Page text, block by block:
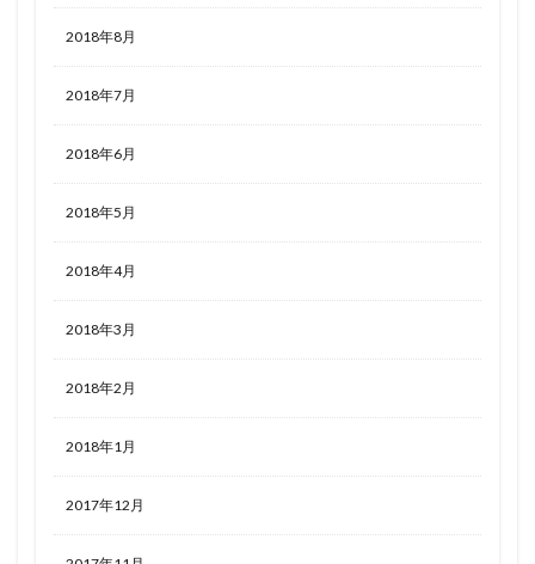
2018年8月
2018年7月
2018年6月
2018年5月
2018年4月
2018年3月
2018年2月
2018年1月
2017年12月